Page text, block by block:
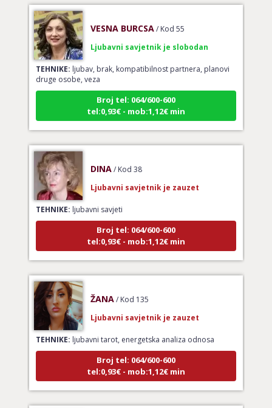
TEHNIKE:ljubav, brak, kompatibilnost partnera, planovi
druge osobe, veza
Broj tel: 064/600-600
tel:0,93€ - mob:1,12€ min
TEHNIKE:ljubavni savjeti
Broj tel: 064/600-600
tel:0,93€ - mob:1,12€ min
TEHNIKE:ljubavni tarot, energetska analiza odnosa
Broj tel: 064/600-600
tel:0,93€ - mob:1,12€ min